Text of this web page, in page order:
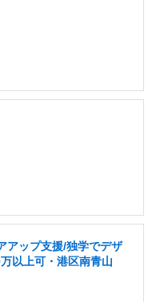
アップ支援/独学でデザ
以上可・港区南青山